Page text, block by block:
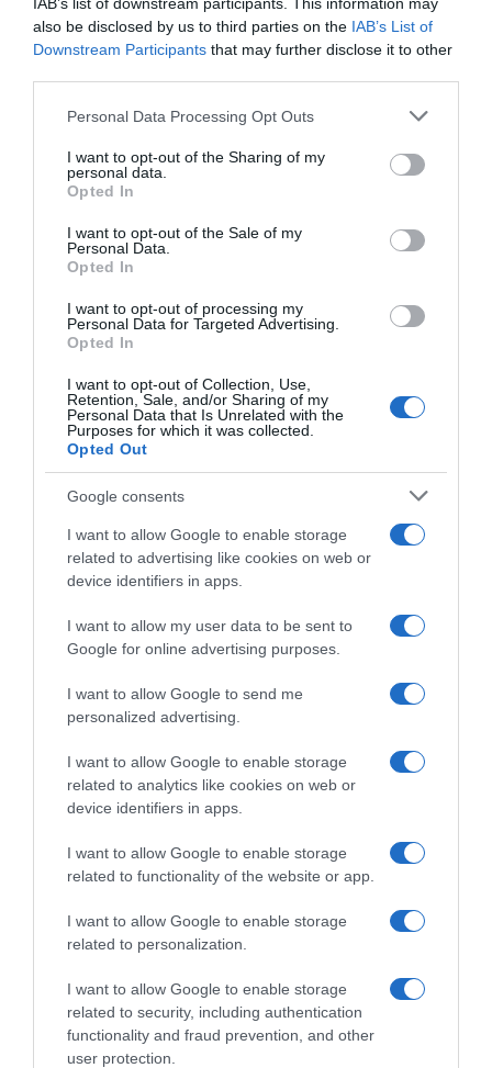
also be disclosed by us to third parties on the IAB’s List of
Downstream Participants that may further disclose it to other
Please note that this website/app uses one or more Google
not limited to your visit or usage behaviour. You may click to
grant or deny consent to Google and its third-party tags to
use your data for below specified purposes in below Google
consent section.
Personal Data Processing Opt Outs
I want to opt-out of the Sharing of my
personal data.
Opted In
I want to opt-out of the Sale of my
Personal Data.
Opted In
I want to opt-out of processing my
Personal Data for Targeted Advertising.
Opted In
I want to opt-out of Collection, Use,
Retention, Sale, and/or Sharing of my
Personal Data that Is Unrelated with the
Purposes for which it was collected.
Opted Out
Google consents
I want to allow Google to enable storage
related to advertising like cookies on web or
device identifiers in apps.
I want to allow my user data to be sent to
Google for online advertising purposes.
I want to allow Google to send me
personalized advertising.
I want to allow Google to enable storage
related to analytics like cookies on web or
device identifiers in apps.
I want to allow Google to enable storage
related to functionality of the website or app.
I want to allow Google to enable storage
related to personalization.
I want to allow Google to enable storage
related to security, including authentication
functionality and fraud prevention, and other
user protection.
του, αναφέροντας ότι υποφέρει από νεφρική
ανεπάρκεια τελικού σταδίου και άλλες
χρόνιες παθήσεις, ωστόσο το αίτημά τους
είχε απορριφθεί.
ΔΙΑΦΗΜΙΣΗ
Η ζωή του Μπέρναρντ Μέιντοφ έγινε ταινία
στον κινηματογράφο to 2014, με
πρωταγωνιστή τον Leonardo DiCaprio.
πηγή στην Google
Ακολούθησε το debater.gr στο
Google News
και μάθετε πρώτοι όλες τις ειδήσεις
WALL STREET ΑΠΑΤΗ ΜΠΕΡΝΑΡΝΤ ΜΕΙΝΤΟΦ
ΧΡΗΜΑΤΙΣΤΗΡΙΟ